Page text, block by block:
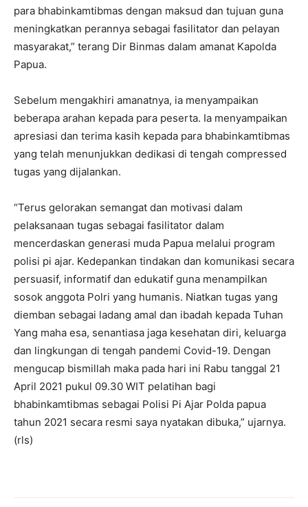
para bhabinkamtibmas dengan maksud dan tujuan guna
meningkatkan perannya sebagai fasilitator dan pelayan
masyarakat,” terang Dir Binmas dalam amanat Kapolda
Papua.
Sebelum mengakhiri amanatnya, ia menyampaikan
beberapa arahan kepada para peserta. Ia menyampaikan
apresiasi dan terima kasih kepada para bhabinkamtibmas
yang telah menunjukkan dedikasi di tengah compressed
tugas yang dijalankan.
“Terus gelorakan semangat dan motivasi dalam
pelaksanaan tugas sebagai fasilitator dalam
mencerdaskan generasi muda Papua melalui program
polisi pi ajar. Kedepankan tindakan dan komunikasi secara
persuasif, informatif dan edukatif guna menampilkan
sosok anggota Polri yang humanis. Niatkan tugas yang
diemban sebagai ladang amal dan ibadah kepada Tuhan
Yang maha esa, senantiasa jaga kesehatan diri, keluarga
dan lingkungan di tengah pandemi Covid-19. Dengan
mengucap bismillah maka pada hari ini Rabu tanggal 21
April 2021 pukul 09.30 WIT pelatihan bagi
bhabinkamtibmas sebagai Polisi Pi Ajar Polda papua
tahun 2021 secara resmi saya nyatakan dibuka,” ujarnya.
(rls)